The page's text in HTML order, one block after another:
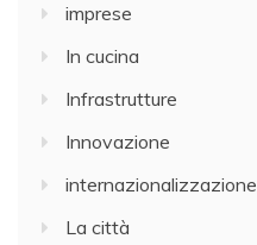
imprese
In cucina
Infrastrutture
Innovazione
internazionalizzazione
La città